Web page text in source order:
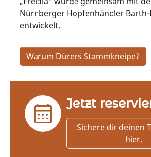
Nürnberger Hopfenhändler Barth-
entwickelt.
Warum Dürer´s Stammkneipe?
Jetzt
Sichere dir deinen
hier.